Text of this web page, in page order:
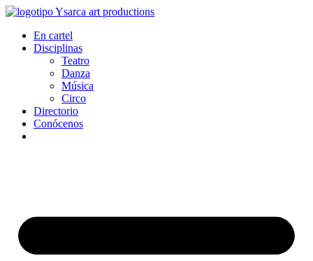
Ir
contenidoEn cartel
Disciplinas
Teatro
Danza
Música
Circo
Directorio
Conócenos